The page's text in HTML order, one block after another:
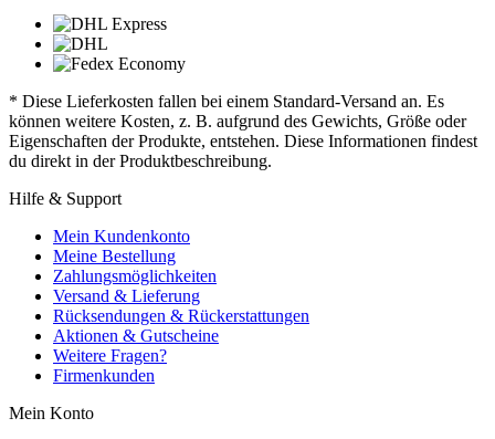
* Diese Lieferkosten fallen bei einem Standard-Versand an. Es
können weitere Kosten, z. B. aufgrund des Gewichts, Größe oder
Eigenschaften der Produkte, entstehen. Diese Informationen findest
du direkt in der Produktbeschreibung.
Hilfe & Support
Mein Kundenkonto
Meine Bestellung
Zahlungsmöglichkeiten
Versand & Lieferung
Rücksendungen & Rückerstattungen
Aktionen & Gutscheine
Weitere Fragen?
Firmenkunden
Mein Konto